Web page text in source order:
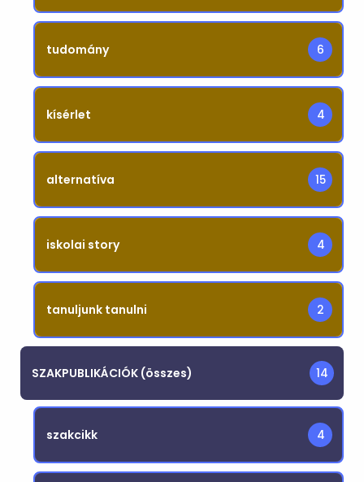
tudomány 6
kísérlet 4
alternatíva 15
iskolai story 4
tanuljunk tanulni 2
SZAKPUBLIKÁCIÓK (összes) 14
szakcikk 4